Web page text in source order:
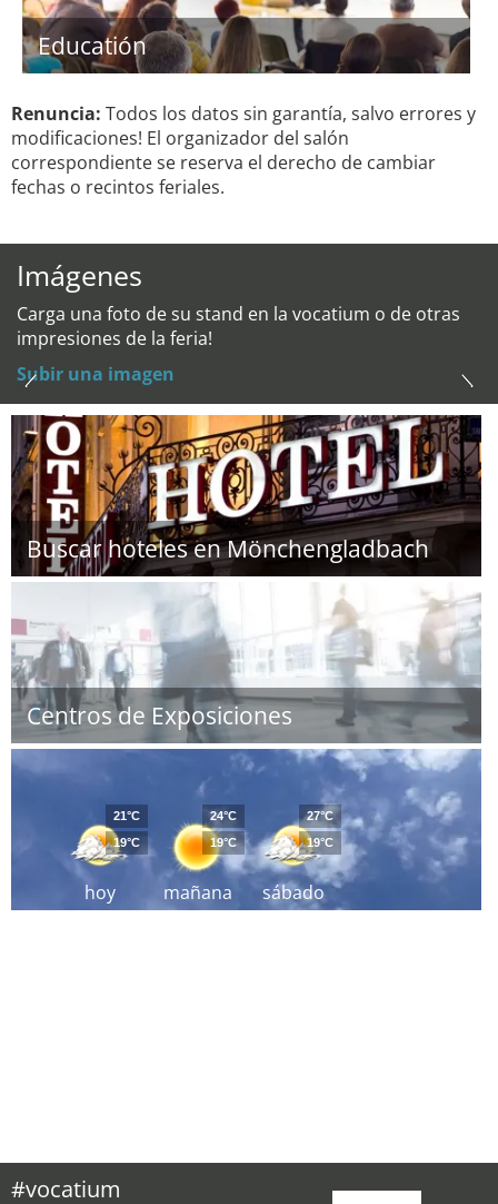
Educatión
Renuncia: Todos los datos sin garantía, salvo errores y
modificaciones! El organizador del salón
correspondiente se reserva el derecho de cambiar
fechas o recintos feriales.
Imágenes
Carga una foto de su stand en la vocatium o de otras
impresiones de la feria!
Subir una imagen
Buscar hoteles en Mönchengladbach
Centros de Exposiciones
hoy
21°C
19°C
mañana
24°C
19°C
sábado
27°C
19°C
#vocatium